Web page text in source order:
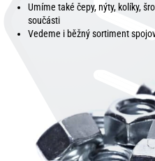
Umíme také čepy, nýty, kolíky,
součásti
Vedeme i běžný sortiment